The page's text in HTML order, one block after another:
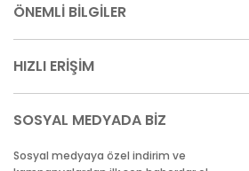
ÖNEMLİ BİLGİLER
HIZLI ERİŞİM
SOSYAL MEDYADA BİZ
Sosyal medyaya özel indirim ve